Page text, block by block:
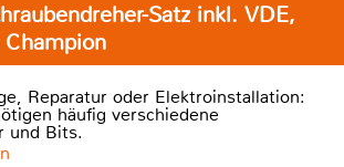
Satz inkl. VDE,
Reparatur oder Elektroinstallation:
häufig verschiedene
und Bits.